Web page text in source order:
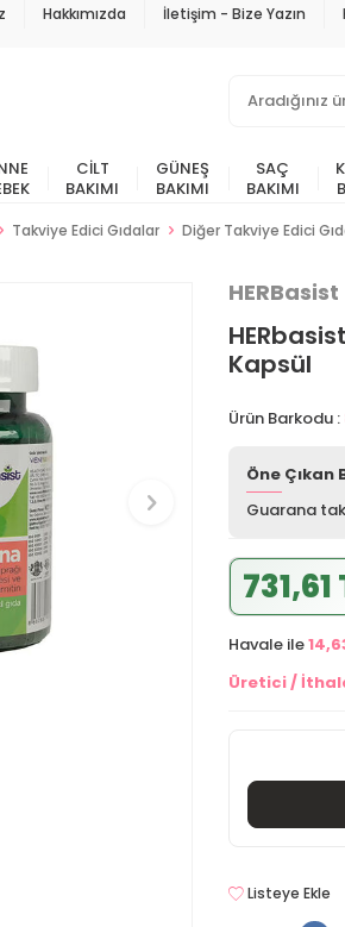
Hakkımızda İletişim - Bize Yazın
CILT
BAKIMI
GÜNEŞ
BAKIMI
SAÇ
BAKIMI
Takviye Edici Gıdalar Diğer Takviye Edici
HERBasist
Kapsül
Ürün Barkodu :
Öne Çıkan
Guarana
731,61
Havale ile
Üretici /
Listeye Ekle